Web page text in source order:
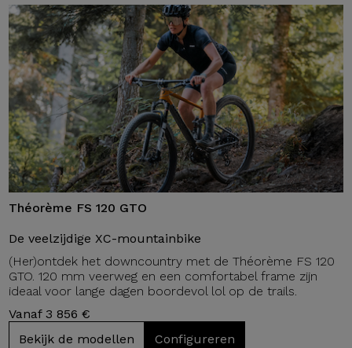
Théorème FS 120 GTO
De veelzijdige XC-mountainbike
(Her)ontdek het downcountry met de Théorème FS 120
GTO. 120 mm veerweg en een comfortabel frame zijn
ideaal voor lange dagen boordevol lol op de trails.
Vanaf 3 856 €
Bekijk de modellen
Configureren